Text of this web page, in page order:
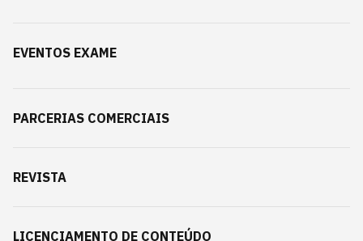
EVENTOS EXAME
PARCERIAS COMERCIAIS
REVISTA
LICENCIAMENTO DE CONTEÚDO